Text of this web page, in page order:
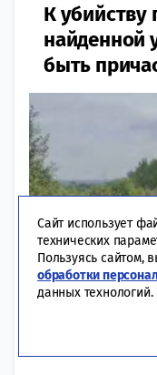
К
найденной
быть
Сайт использует
технических
Пользуясь сайтом,
обработки
данных технологий.